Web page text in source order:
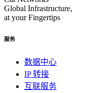
Global Infrastructure,
at your Fingertips
服务
数据中心
IP 转接
互联服务